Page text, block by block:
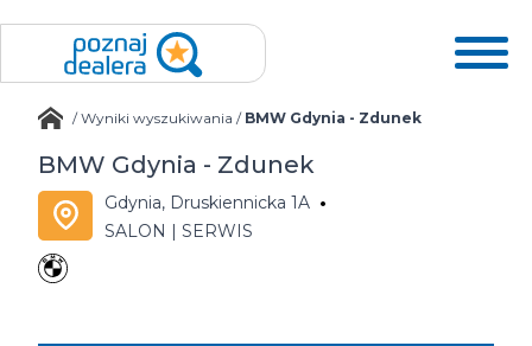
/Wyniki wyszukiwania / BMW Gdynia - Zdunek
BMW Gdynia - Zdunek
Gdynia, Druskiennicka 1A
SALON | SERWIS